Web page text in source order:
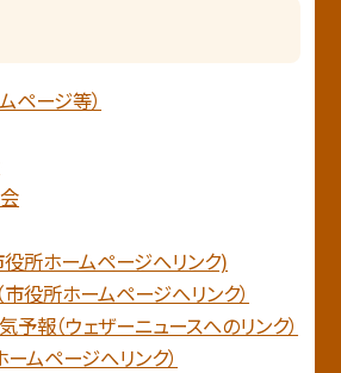
ページ等）
所ホームページへリンク)
役所ホームページへリンク）
報（ウェザーニュースへのリンク）
ムページへリンク）